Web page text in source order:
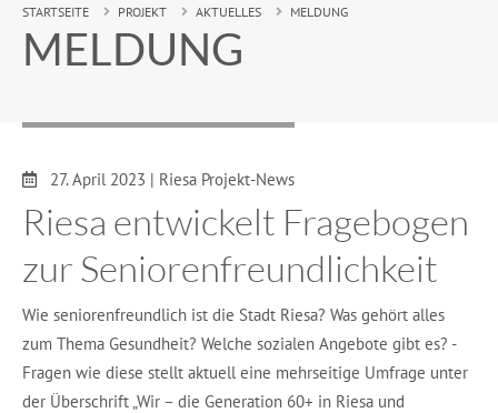
Sie sind hier:
STARTSEITE PROJEKT AKTUELLES MELDUNG
MELDUNG
Datum:
27. April 2023 | Riesa Projekt-News
Riesa entwickelt Fragebogen
zur Seniorenfreundlichkeit
Wie seniorenfreundlich ist die Stadt Riesa? Was gehört alles
zum Thema Gesundheit? Welche sozialen Angebote gibt es? -
Fragen wie diese stellt aktuell eine mehrseitige Umfrage unter
der Überschrift „Wir – die Generation 60+ in Riesa und